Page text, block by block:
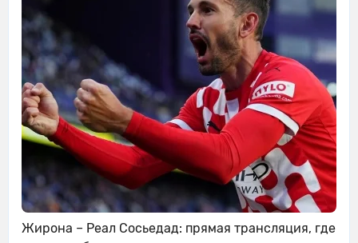
Жирона – Реал Сосьедад: прямая трансляция, где